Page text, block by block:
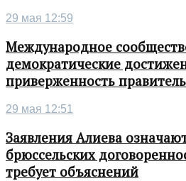
29 мая 12:59
Международное
демократические
приверженность
29 мая 12:51
Заявления Алиева
брюссельских
требует объяснений